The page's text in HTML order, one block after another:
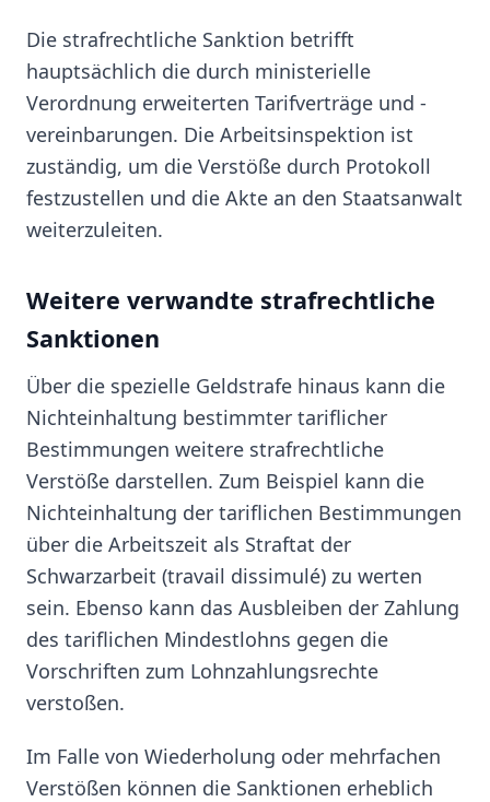
Die strafrechtliche Sanktion betrifft
hauptsächlich die durch ministerielle
Verordnung erweiterten Tarifverträge und -
vereinbarungen. Die Arbeitsinspektion ist
zuständig, um die Verstöße durch Protokoll
festzustellen und die Akte an den Staatsanwalt
weiterzuleiten.
Weitere verwandte strafrechtliche
Sanktionen
Über die spezielle Geldstrafe hinaus kann die
Nichteinhaltung bestimmter tariflicher
Bestimmungen weitere strafrechtliche
Verstöße darstellen. Zum Beispiel kann die
Nichteinhaltung der tariflichen Bestimmungen
über die Arbeitszeit als Straftat der
Schwarzarbeit (travail dissimulé) zu werten
sein. Ebenso kann das Ausbleiben der Zahlung
des tariflichen Mindestlohns gegen die
Vorschriften zum Lohnzahlungsrechte
verstoßen.
Im Falle von Wiederholung oder mehrfachen
Verstößen können die Sanktionen erheblich